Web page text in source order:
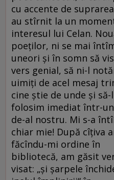
cu accente de
au stîrnit la un
interesul lui Celan.
poeților, ni se mai
uneori și în somn să
vers genial, să ni-l
uimiți de acel mesaj
cine știe de unde și să-l
folosim imediat într-
de-al nostru. Mi s-a
chiar mie! După cîțiva
făcîndu-mi ordine în
bibliotecă, am găsit
visat: „și șarpele